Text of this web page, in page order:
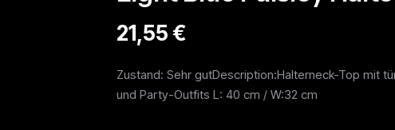
21,55 €
Zustand: Sehr gutDescription:Halterneck-Top mit
und Party-Outfits L: 40 cm / W:32 cm